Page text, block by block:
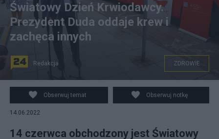
Prezydent Andrzej Duda przekazał, że we wtorek przed
Pałacem Prezydenckim organizowana jest akcja
honorowego oddawania krwi, w której sam również
wziął udział. Źródło: PAP/Rafał Guz
Światowy Dzień Krwiodawcy.
Prezydent Duda oddaje krew i
zachęca innych
Redakcja ZDROWIE
Obserwuj temat Obserwuj notkę
14.06.2022
14 czerwca obchodzony jest Światowy